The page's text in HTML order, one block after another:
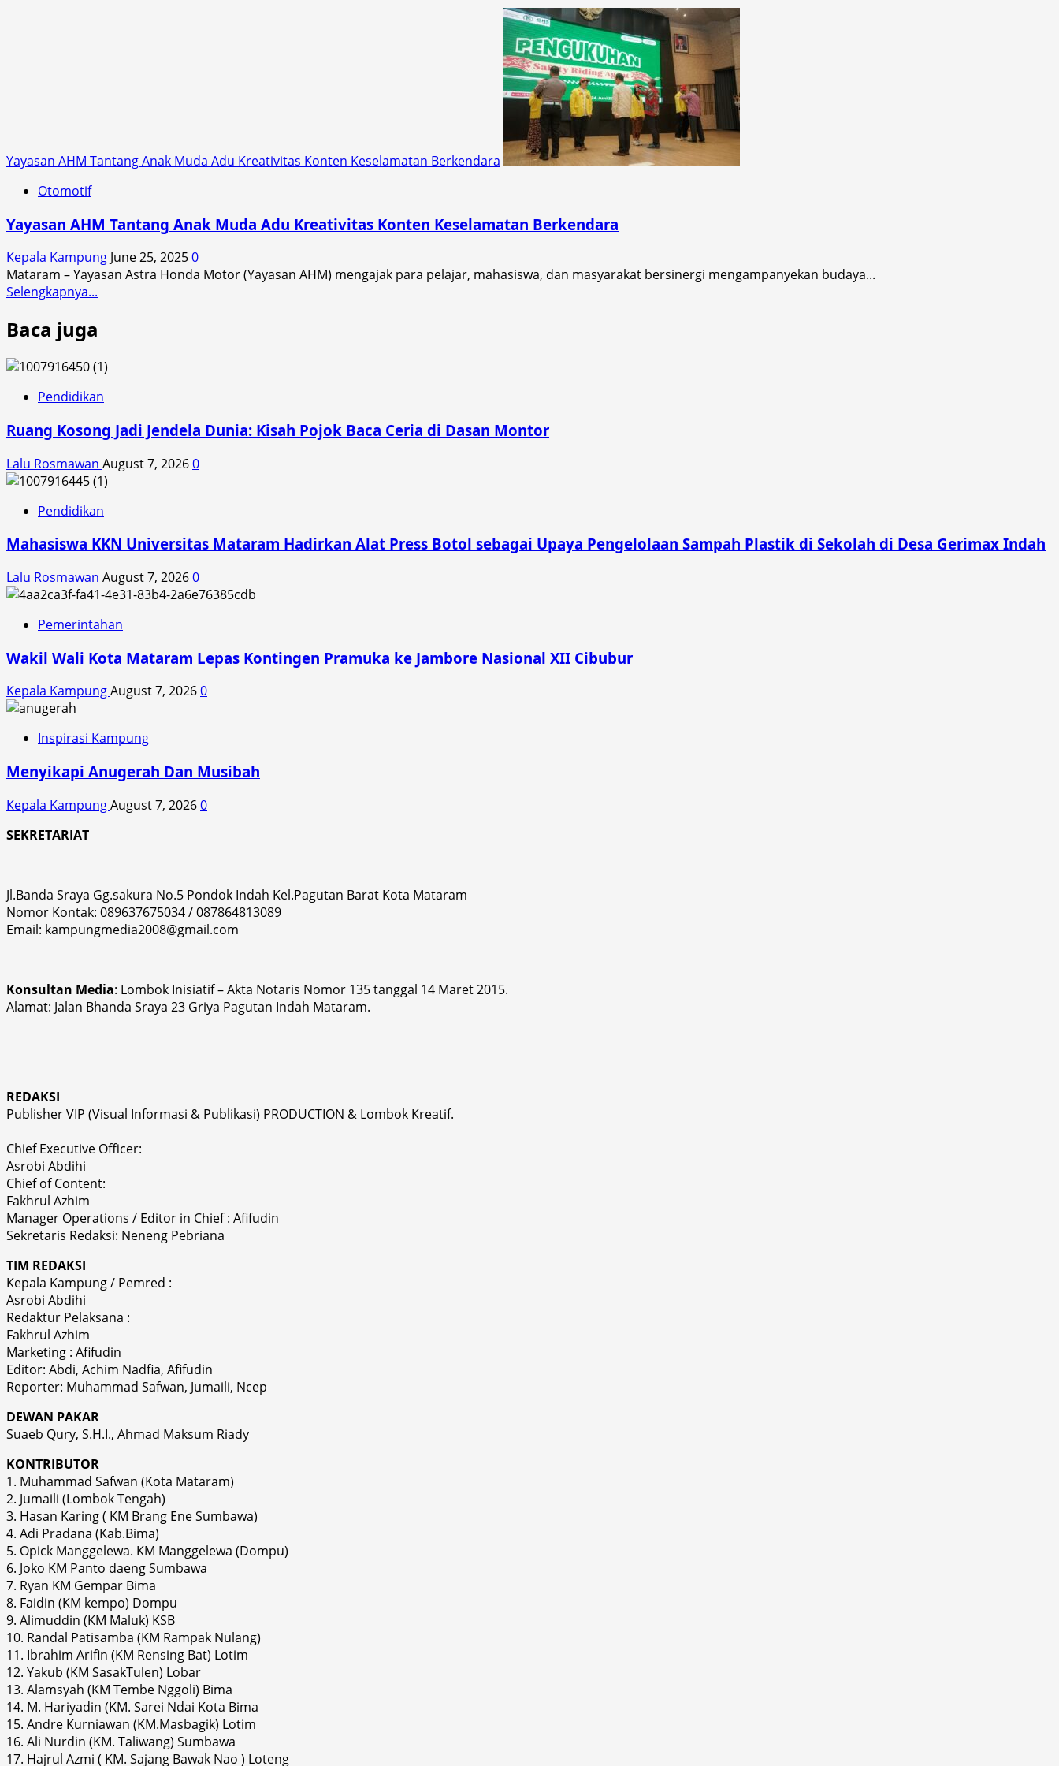
Yayasan AHM Tantang Anak Muda Adu Kreativitas Konten Keselamatan Berkendara
Otomotif
Yayasan AHM Tantang Anak Muda Adu Kreativitas Konten Keselamatan Berkendara
Kepala Kampung June 25, 20250
Mataram – Yayasan Astra Honda Motor (Yayasan AHM) mengajak para pelajar, mahasiswa, dan masyarakat bersinergi mengampanyekan budaya...
Selengkapnya...
AHM
Tantang
Anak
Adu
Konten
Keselamatan
Baca juga
Pendidikan
Ruang Kosong Jadi Jendela Dunia: Kisah Pojok Baca Ceria di Dasan Montor
Lalu Rosmawan August 7, 20260
Pendidikan
Mahasiswa KKN Universitas Mataram Hadirkan Alat Press Botol sebagai Upaya Pengelolaan Sampah Plastik di Sekolah di Desa Gerimax Indah
Lalu Rosmawan August 7, 20260
Pemerintahan
Wakil Wali Kota Mataram Lepas Kontingen Pramuka ke Jambore Nasional XII Cibubur
Kepala KampungAugust 7, 20260
Inspirasi Kampung
Menyikapi Anugerah Dan Musibah
Kepala KampungAugust 7, 20260
SEKRETARIAT
Jl.Banda Sraya Gg.sakura No.5 Pondok Indah Kel.Pagutan Barat Kota Mataram
Nomor Kontak: 089637675034 / 087864813089
Email: kampungmedia2008@gmail.com
Konsultan Media: Lombok Inisiatif – Akta Notaris Nomor 135 tanggal 14 Maret 2015.
Alamat: Jalan Bhanda Sraya 23 Griya Pagutan Indah Mataram.
REDAKSI
Publisher VIP (Visual Informasi & Publikasi) PRODUCTION & Lombok Kreatif.
Chief Executive Officer:
Asrobi Abdihi
Chief of Content:
Fakhrul Azhim
Manager Operations / Editor in Chief : Afifudin
Sekretaris Redaksi: Neneng Pebriana
TIM REDAKSI
Kepala Kampung / Pemred :
Asrobi Abdihi
Redaktur Pelaksana :
Fakhrul Azhim
Marketing : Afifudin
Editor: Abdi, Achim Nadfia, Afifudin
Reporter: Muhammad Safwan, Jumaili, Ncep
DEWAN PAKAR
Suaeb Qury, S.H.I., Ahmad Maksum Riady
KONTRIBUTOR
1. Muhammad Safwan (Kota Mataram)
2. Jumaili (Lombok Tengah)
3. Hasan Karing ( KM Brang Ene Sumbawa)
4. Adi Pradana (Kab.Bima)
5. Opick Manggelewa. KM Manggelewa (Dompu)
6. Joko KM Panto daeng Sumbawa
7. Ryan KM Gempar Bima
8. Faidin (KM kempo) Dompu
9. Alimuddin (KM Maluk) KSB
10. Randal Patisamba (KM Rampak Nulang)
11. Ibrahim Arifin (KM Rensing Bat) Lotim
12. Yakub (KM SasakTulen) Lobar
13. Alamsyah (KM Tembe Nggoli) Bima
14. M. Hariyadin (KM. Sarei Ndai Kota Bima
15. Andre Kurniawan (KM.Masbagik) Lotim
16. Ali Nurdin (KM. Taliwang) Sumbawa
17. Hajrul Azmi ( KM. Sajang Bawak Nao ) Loteng